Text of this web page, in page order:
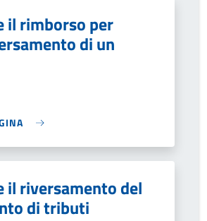
il rimborso per
di un
il riversamento del
di tributi